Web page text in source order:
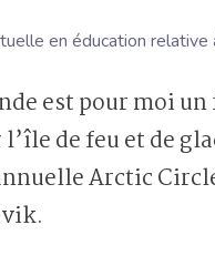
en éducation relative
est pour moi
de feu et de
Arctic